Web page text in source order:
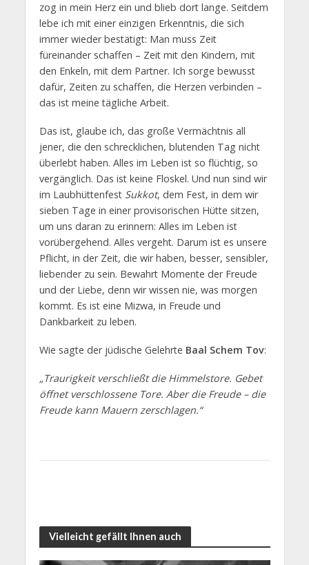
zog in mein Herz ein und blieb dort lange. Seitdem
lebe ich mit einer einzigen Erkenntnis, die sich
immer wieder bestätigt: Man muss Zeit
füreinander schaffen – Zeit mit den Kindern, mit
den Enkeln, mit dem Partner. Ich sorge bewusst
dafür, Zeiten zu schaffen, die Herzen verbinden –
das ist meine tägliche Arbeit.
Das ist, glaube ich, das große Vermächtnis all
jener, die den schrecklichen, blutenden Tag nicht
überlebt haben. Alles im Leben ist so flüchtig, so
vergänglich. Das ist keine Floskel. Und nun sind wir
im Laubhüttenfest Sukkot, dem Fest, in dem wir
sieben Tage in einer provisorischen Hütte sitzen,
um uns daran zu erinnern: Alles im Leben ist
vorübergehend. Alles vergeht. Darum ist es unsere
Pflicht, in der Zeit, die wir haben, besser, sensibler,
liebender zu sein. Bewahrt Momente der Freude
und der Liebe, denn wir wissen nie, was morgen
kommt. Es ist eine Mizwa, in Freude und
Dankbarkeit zu leben.
Wie sagte der jüdische Gelehrte Baal Schem Tov:
„Traurigkeit verschließt die Himmelstore. Gebet
öffnet verschlossene Tore. Aber die Freude – die
Freude kann Mauern zerschlagen.“
Vielleicht gefällt Ihnen auch